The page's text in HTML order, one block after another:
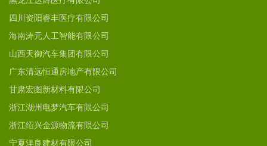
四川资阳睿丰医疗有限公司
海南涛元人工智能有限公司
山西天御汽车集团有限公司
广东清远恒通房地产有限公司
甘肃宏图新材料有限公司
浙江湖州电梦汽车有限公司
浙江绍兴金源物流有限公司
宁夏洋良建材有限公司